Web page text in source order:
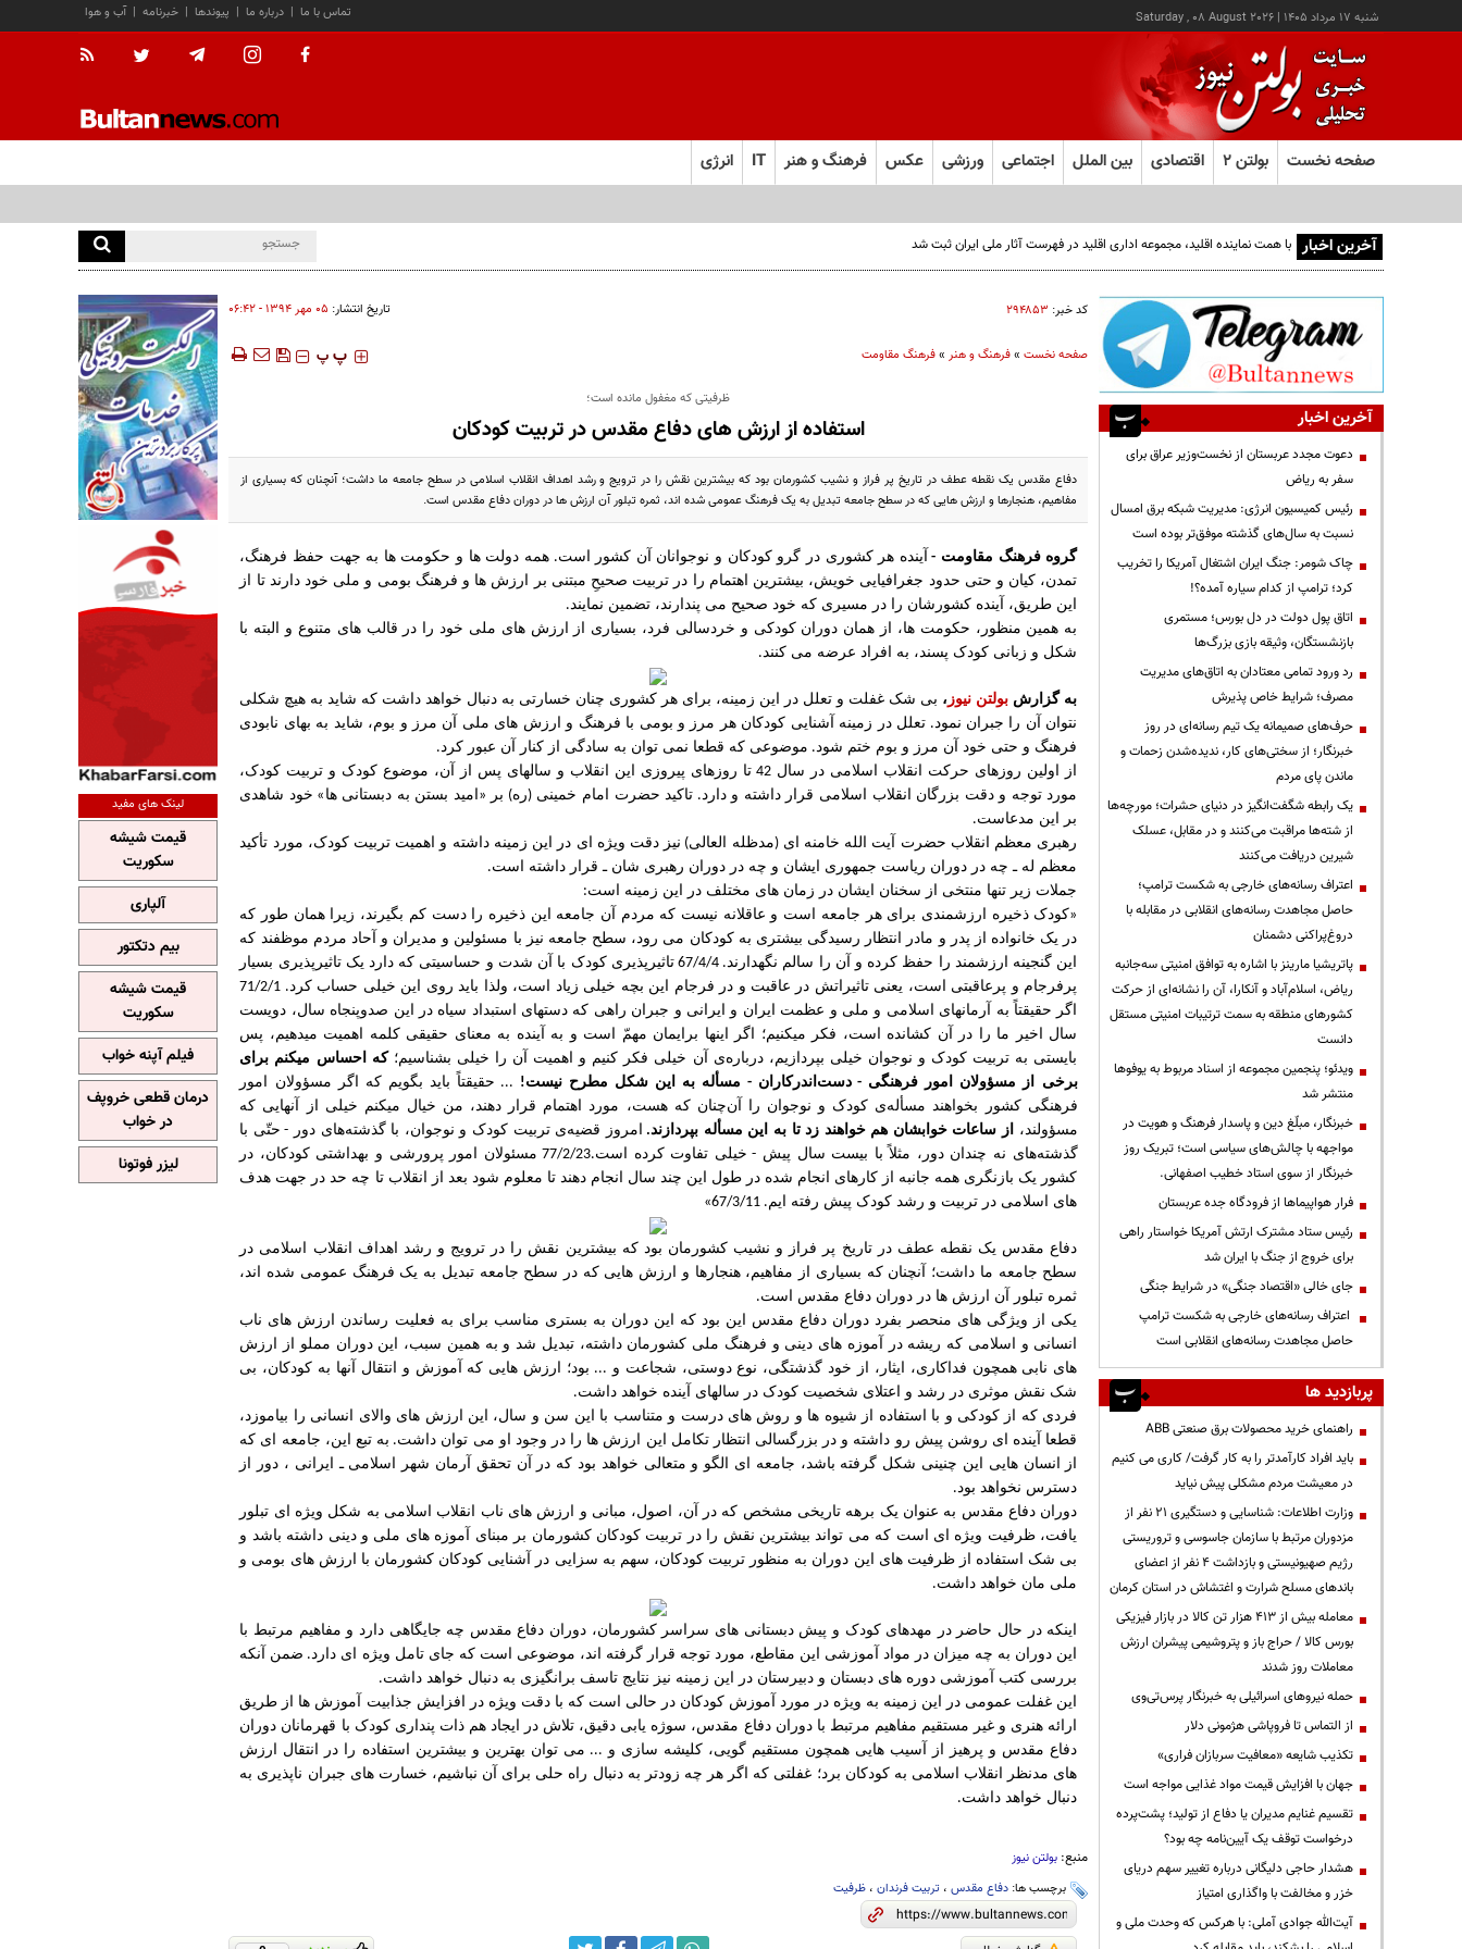
شنبه ۱۷ مرداد ۱۴۰۵ |
Saturday , 08 August 2026 آب و هوا | خبرنامه | پیوندها | درباره ما | تماس با ما
صفحه نخست بولتن ۲ اقتصادی بین الملل اجتماعی ورزشی عکس فرهنگ و هنر IT انرژی
آخرین اخبار با همت نماینده اقلید، مجموعه اداری اقلید در فهرست آثار ملی ایران ثبت شد
کد خبر: ۲۹۴۸۵۳ تاریخ انتشار: ۰۵ مهر ۱۳۹۴ - ۰۶:۴۲
صفحه نخست»فرهنگ و هنر»فرهنگ مقاومت ‍‍‍ پ پ
ظرفیتی که مغفول مانده است؛
استفاده از ارزش های دفاع مقدس در تربیت کودکان
دفاع مقدس یک نقطه عطف در تاریخ پر فراز و نشیب کشورمان بود که بیشترین نقش را در ترویج و رشد اهداف انقلاب اسلامی در سطح جامعه ما داشت؛ آنچنان که بسیاری از
مفاهیم، هنجارها و ارزش هایی که در سطح جامعه تبدیل به یک فرهنگ عمومی شده اند، ثمره تبلور آن ارزش ها در دوران دفاع مقدس است.
گروه فرهنگ مقاومت - آینده هر کشوری در گرو کودکان و نوجوانان آن کشور است.همه دولت ها و حکومت ها به جهت حفظ فرهنگ،
تمدن، کیان و حتی حدود جغرافیایی خویش، بیشترین اهتمام را در تربیت صحیحِ مبتنی بر ارزش ها و فرهنگ بومی و ملی خود دارند تا از
این طریق، آینده کشورشان را در مسیری که خود صحیح می پندارند، تضمین نمایند.
به همین منظور، حکومت ها، از همان دوران کودکی و خردسالی فرد، بسیاری از ارزش های ملی خود را در قالب های متنوع و البته با
شکل و زبانی کودک پسند، به افراد عرضه می کنند.
به گزارش بولتن نیوز ، بی شک غفلت و تعلل در این زمینه، برای هر کشوری چنان خسارتی به دنبال خواهد داشت که شاید به هیچ شکلی
نتوان آن را جبران نمود. تعلل در زمینه آشنایی کودکان هر مرز و بومی با فرهنگ و ارزش های ملی آن مرز و بوم، شاید به بهای نابودی
فرهنگ و حتی خود آن مرز و بوم ختم شود. موضوعی که قطعا نمی توان به سادگی از کنار آن عبور کرد.
از اولین روزهای حرکت انقلاب اسلامی در سال 42 تا روزهای پیروزی این انقلاب و سالهای پس از آن، موضوع کودک و تربیت کودک،
مورد توجه و دقت بزرگان انقلاب اسلامی قرار داشته و دارد. تاکید حضرت امام خمینی(ره) بر «امید بستن به دبستانی ها » خود شاهدی
بر این مدعاست.
رهبری معظم انقلاب حضرت آیت الله خامنه ای(مدظله العالی) نیز دقت ویژه ای در این زمینه داشته و اهمیت تربیت کودک، مورد تأکید
معظم له ـ چه در دوران ریاست جمهوری ایشان و چه در دوران رهبری شان ـ قرار داشته است.
جملات زیر تنها منتخی از سخنان ایشان در زمان های مختلف در این زمینه است:
«کودک ذخیره ارزشمندی برای هر جامعه است و عاقلانه نیست که مردم آن جامعه این ذخیره را دست کم بگیرند، زیرا همان طور که
در یک خانواده از پدر و مادر انتظار رسیدگی بیشتری به کودکان می رود، سطح جامعه نیز با مسئولین و مدیران و آحاد مردم موظفند که
این گنجینه ارزشمند را حفظ کرده و آن را سالم نگهدارند. 67/4/4
تاثیرپذیری کودک با آن شدت و حساسیتی که دارد یک تاثیرپذیری بسیار
پرفرجام و پرعاقبتی است، یعنی تاثیراتش در عاقبت و در فرجام این بچه خیلی زیاد است، ولذا باید روی این خیلی حساب کرد. 71/2/1
اگر حقیقتاً به آرمانهای اسلامی و ملی و عظمت ایران و ایرانی و جبران راهی که دستهای استبداد سیاه در این صدوپنجاه سال، دویست
سال اخیر ما را در آن کشانده است، فکر میکنیم؛ اگر اینها برایمان مهمّ است و به آینده به معنای حقیقی کلمه اهمیت میدهیم، پس
بایستی به تربیت کودک و نوجوان خیلی بپردازیم، درباره‌ی آن خیلی فکر کنیم و اهمیت آن را خیلی بشناسیم؛ که احساس میکنم برای
برخی
از مسؤولان امور فرهنگی -دست‌اندرکاران - مسأله به این شکل مطرح نیست!
... حقیقتاً باید بگویم که اگر مسؤولان امور
فرهنگی کشور بخواهند مسأله‌ی کودک و نوجوان را آن‌چنان که هست، مورد اهتمام قرار دهند، من خیال میکنم خیلی از آنهایی که
مسؤولند،
از ساعات خوابشان هم خواهند زد تا به این مسأله بپردازند. امروز قضیه‌ی تربیت کودک و نوجوان، با گذشته‌های دور - حتّی با
گذشته‌های نه چندان دور، مثلاً با بیست سال پیش - خیلی تفاوت کرده است.77/2/23
مسئولان امور پرورشی و بهداشتی کودکان، در
کشور یک بازنگری همه جانبه از کارهای انجام شده در طول این چند سال انجام دهند تا معلوم شود بعد از انقلاب تا چه حد در جهت هدف
های اسلامی در تربیت و رشد کودک پیش رفته ایم. 67/3/11»
دفاع مقدس یک نقطه عطف در تاریخ پر فراز و نشیب کشورمان بود که بیشترین نقش را در ترویج و رشد اهداف انقلاب اسلامی در
سطح جامعه ما داشت؛ آنچنان که بسیاری از مفاهیم، هنجارها و ارزش هایی که در سطح جامعه تبدیل به یک فرهنگ عمومی شده اند،
ثمره تبلور آن ارزش ها در دوران دفاع مقدس است.
یکی از ویژگی های منحصر بفرد دوران دفاع مقدس این بود که این دوران به بستری مناسب برای به فعلیت رساندن ارزش های ناب
انسانی و اسلامی که ریشه در آموزه های دینی و فرهنگ ملی کشورمان داشته، تبدیل شد و به همین سبب، این دوران مملو از ارزش
های نابی همچون فداکاری، ایثار، از خود گذشتگی، نوع دوستی، شجاعت و ... بود؛ ارزش هایی که آموزش و انتقال آنها به کودکان، بی
شک نقش موثری در رشد و اعتلای شخصیت کودک در سالهای آینده خواهد داشت.
فردی که از کودکی و با استفاده از شیوه ها و روش های درست و متناسب با این سن و سال، این ارزش های والای انسانی را بیاموزد،
قطعا آینده ای روشن پیش رو داشته و در بزرگسالی انتظار تکامل این ارزش ها را در وجود او می توان داشت. به تبع این، جامعه ای که
از انسان هایی این چنینی شکل گرفته باشد، جامعه ای الگو و متعالی خواهد بود که در آن تحقق آرمان شهر اسلامی ـ ایرانی ، دور از
دسترس نخواهد بود.
دوران دفاع مقدس به عنوان یک برهه تاریخی مشخص که در آن، اصول، مبانی و ارزش های ناب انقلاب اسلامی به شکل ویژه ای تبلور
یافت، ظرفیت ویژه ای است که می تواند بیشترین نقش را در تربیت کودکان کشورمان بر مبنای آموزه های ملی و دینی داشته باشد و
بی شک استفاده از ظرفیت های این دوران به منظور تربیت کودکان، سهم به سزایی در آشنایی کودکان کشورمان با ارزش های بومی و
ملی مان خواهد داشت.
اینکه در حال حاضر در مهدهای کودک و پیش دبستانی های سراسر کشورمان، دوران دفاع مقدس چه جایگاهی دارد و مفاهیم مرتبط با
این دوران به چه میزان در مواد آموزشی این مقاطع، مورد توجه قرار گرفته اند، موضوعی است که جای تامل ویژه ای دارد. ضمن آنکه
بررسی کتب آموزشی دوره های دبستان و دبیرستان در این زمینه نیز نتایج تاسف برانگیزی به دنبال خواهد داشت.
این غفلت عمومی در این زمینه به ویژه در مورد آموزش کودکان در حالی است که با دقت ویژه در افزایش جذابیت آموزش ها از طریق
ارائه هنری و غیر مستقیم مفاهیم مرتبط با دوران دفاع مقدس، سوژه یابی دقیق، تلاش در ایجاد هم ذات پنداری کودک با قهرمانان دوران
دفاع مقدس و پرهیز از آسیب هایی همچون مستقیم ‌گویی، کلیشه ‌سازی و ... می توان بهترین و بیشترین استفاده را در انتقال ارزش
های مدنظر انقلاب اسلامی به کودکان برد؛ غفلتی که اگر هر چه زودتر به دنبال راه حلی برای آن نباشیم، خسارت های جبران ناپذیری به
دنبال خواهد داشت.
منبع: بولتن نیوز
برچسب ها: دفاع مقدس، تربیت فرندان، ظرفیت
آخرین اخبار
دعوت مجدد عربستان از نخست‌وزیر عراق برای
سفر به ریاض
رئیس کمیسیون انرژی: مدیریت شبکه برق امسال
نسبت به سال‌های گذشته موفق‌تر بوده است
چاک شومر: جنگ ایران اشتغال آمریکا را تخریب
کرد؛ ترامپ از کدام سیاره آمده؟!
اتاق پول دولت در دل بورس؛ مستمری
بازنشستگان، وثیقه بازی بزرگ‌ها
رد ورود تمامی معتادان به اتاق‌های مدیریت
مصرف؛ شرایط خاص پذیرش
حرف‌های صمیمانه یک تیم رسانه‌ای در روز
خبرنگار؛ از سختی‌های کار، ندیده‌شدن زحمات و
ماندن پای مردم
یک رابطه شگفت‌انگیز در دنیای حشرات؛ مورچه‌ها
از شته‌ها مراقبت می‌کنند و در مقابل، عسلک
شیرین دریافت می‌کنند
اعتراف رسانه‌های خارجی به شکست ترامپ؛
حاصل مجاهدت رسانه‌های انقلابی در مقابله با
دروغ‌پراکنی دشمنان
پاتریشیا مارینز با اشاره به توافق امنیتی سه‌جانبه
ریاض، اسلام‌آباد و آنکارا، آن را نشانه‌ای از حرکت
کشورهای منطقه به سمت ترتیبات امنیتی مستقل
دانست
ویدئو؛ پنجمین مجموعه از اسناد مربوط به یوفوها
منتشر شد
خبرنگار، مبلّغ دین و پاسدار فرهنگ و هویت در
مواجهه با چالش‌های سیاسی است؛ تبریک روز
خبرنگار از سوی استاد خطیب اصفهانی.
فرار هواپیماها از فرودگاه جده عربستان
رئیس ستاد مشترک ارتش آمریکا خواستار راهی
برای خروج از جنگ با ایران شد
جای خالی «اقتصاد جنگی» در شرایط جنگی
اعتراف رسانه‌های خارجی به شکست ترامپ
حاصل مجاهدت رسانه‌های انقلابی است
پربازدید ها
راهنمای خرید محصولات برق صنعتی ABB
باید افراد کارآمدتر را به کار گرفت/ کاری می کنیم
در معیشت مردم مشکلی پیش نیاید
وزارت اطلاعات: شناسایی و دستگیری ۲۱ نفر از
مزدوران مرتبط با سازمان جاسوسی و تروریستی
رژیم صهیونیستی و بازداشت ۴ نفر از اعضای
باندهای مسلح شرارت و اغتشاش در استان کرمان
معامله بیش از ۴۱۳ هزار تن کالا در بازار فیزیکی
بورس کالا / حراج باز و پتروشیمی پیشران ارزش
معاملات روز شدند
حمله نیروهای اسرائیلی به خبرنگار پرس‌تی‌وی
از التماس تا فروپاشی هژمونی دلار
تکذیب شایعه «معافیت سربازان فراری»
جهان با افزایش قیمت مواد غذایی مواجه است
تقسیم غنایم مدیران یا دفاع از تولید؛ پشت‌پرده
درخواست توقف یک آیین‌نامه چه بود؟
هشدار حاجی دلیگانی درباره تغییر سهم دریای
خزر و مخالفت با واگذاری امتیاز
آیت‌الله جوادی آملی: با هرکس که وحدت ملی و
لینک های مفید
قیمت شیشه
سکوریت
آلپاری
بیم دتکتور
قیمت شیشه
سکوریت
فیلم آپنه خواب
درمان قطعی خروپف
در خواب
لیزر فوتونا